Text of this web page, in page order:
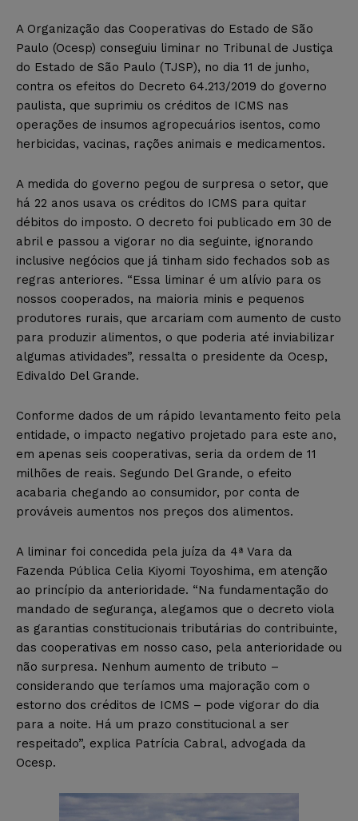
A Organização das Cooperativas do Estado de São
Paulo (Ocesp) conseguiu liminar no Tribunal de Justiça
do Estado de São Paulo (TJSP), no dia 11 de junho,
contra os efeitos do Decreto 64.213/2019 do governo
paulista, que suprimiu os créditos de ICMS nas
operações de insumos agropecuários isentos, como
herbicidas, vacinas, rações animais e medicamentos.
A medida do governo pegou de surpresa o setor, que
há 22 anos usava os créditos do ICMS para quitar
débitos do imposto. O decreto foi publicado em 30 de
abril e passou a vigorar no dia seguinte, ignorando
inclusive negócios que já tinham sido fechados sob as
regras anteriores. “Essa liminar é um alívio para os
nossos cooperados, na maioria minis e pequenos
produtores rurais, que arcariam com aumento de custo
para produzir alimentos, o que poderia até inviabilizar
algumas atividades”, ressalta o presidente da Ocesp,
Edivaldo Del Grande.
Conforme dados de um rápido levantamento feito pela
entidade, o impacto negativo projetado para este ano,
em apenas seis cooperativas, seria da ordem de 11
milhões de reais. Segundo Del Grande, o efeito
acabaria chegando ao consumidor, por conta de
prováveis aumentos nos preços dos alimentos.
A liminar foi concedida pela juíza da 4ª Vara da
Fazenda Pública Celia Kiyomi Toyoshima, em atenção
ao princípio da anterioridade. “Na fundamentação do
mandado de segurança, alegamos que o decreto viola
as garantias constitucionais tributárias do contribuinte,
das cooperativas em nosso caso, pela anterioridade ou
não surpresa. Nenhum aumento de tributo –
considerando que teríamos uma majoração com o
estorno dos créditos de ICMS – pode vigorar do dia
para a noite. Há um prazo constitucional a ser
respeitado”, explica Patrícia Cabral, advogada da
Ocesp.